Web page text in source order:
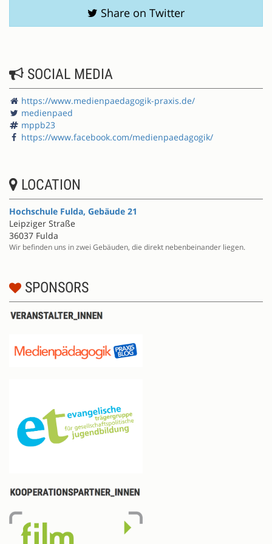
Share on Twitter
SOCIAL MEDIA
https://www.medienpaedagogik-praxis.de/
medienpaed
mppb23
https://www.facebook.com/medienpaedagogik/
LOCATION
Hochschule Fulda, Gebäude 21
Leipziger Straße
36037 Fulda
Wir befinden uns in zwei Gebäuden, die direkt nebenbeinander liegen.
SPONSORS